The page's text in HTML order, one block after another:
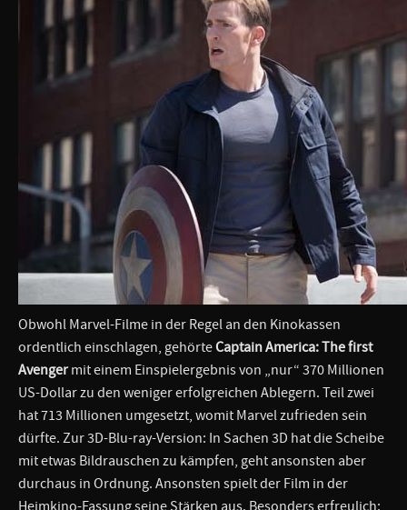
Obwohl Marvel-Filme in der Regel an den Kinokassen
ordentlich einschlagen, gehörteCaptain America: The first
Avengermit einem Einspielergebnis von „nur“ 370 Millionen
US-Dollar zu den weniger erfolgreichen Ablegern. Teil zwei
hat 713 Millionen umgesetzt, womit Marvel zufrieden sein
dürfte. Zur 3D-Blu-ray-Version: In Sachen 3D hat die Scheibe
mit etwas Bildrauschen zu kämpfen, geht ansonsten aber
durchaus in Ordnung. Ansonsten spielt der Film in der
Heimkino-Fassung seine Stärken aus. Besonders erfreulich: